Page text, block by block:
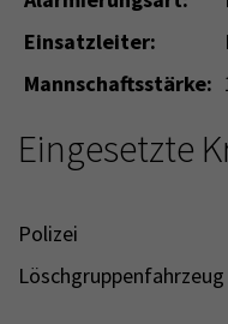
Einsatzleiter:
Mannschaftsstärke:
Eingesetzte
Polizei
Löschgruppenfahrzeug